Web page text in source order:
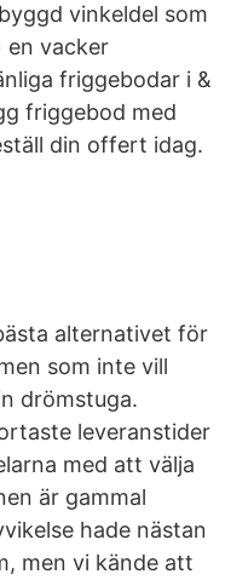
vinkeldel som
en vacker
friggebodar i &
friggebod med
din offert idag.
alternativet för
som inte vill
drömstuga.
leveranstider
med att välja
är gammal
hade nästan
men vi kände att